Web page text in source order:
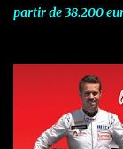
partir de 38.200
num momento
mobilidade
inteligência.
futuro e